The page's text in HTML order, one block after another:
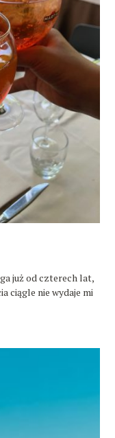
już od czterech lat,
ciągle nie wydaje mi